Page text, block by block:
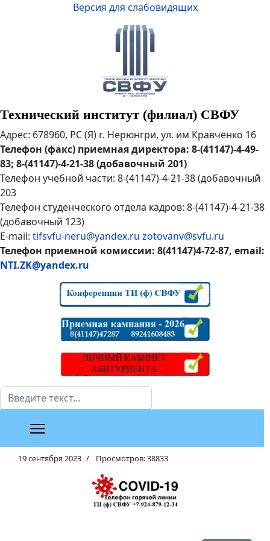
Версия для слабовидящих
Технический институт (филиал) СВФУ
Адрес: 678960, РС (Я) г. Нерюнгри, ул. им Кравченко 16
Телефон (факс) приемная директора: 8-(41147)-4-49-
83; 8-(41147)-4-21-38 (добавочный 201)
Телефон учебной части: 8-(41147)-4-21-38 (добавочный
203
Телефон студенческого отдела кадров: 8-(41147)-4-21-38
(добавочный 123)
E-mail: tifsvfu-neru@yandex.ru zotovanv@svfu.ru
Телефон приемной комиссии: 8(41147)4-72-87, email:
NTI.ZK@yandex.ru
Поиск
19 сентября 2023 Просмотров: 38833